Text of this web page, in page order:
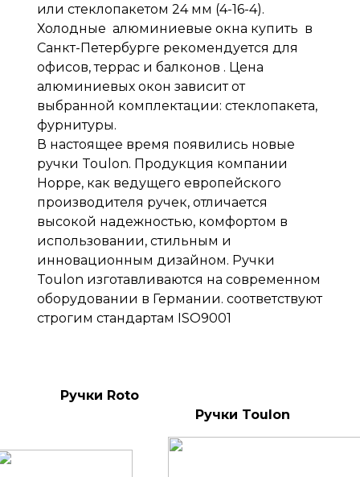
или стеклопакетом 24 мм (4-16-4).
Холодные алюминиевые окна купить в
Санкт-Петербурге рекомендуется для
офисов, террас и балконов . Цена
алюминиевых окон зависит от
выбранной комплектации: стеклопакета,
фурнитуры.
В настоящее время появились новые
ручки Toulon. Продукция компании
Hoppe, как ведущего европейского
производителя ручек, отличается
высокой надежностью, комфортом в
использовании, стильным и
инновационным дизайном. Ручки
Toulon изготавливаются на современном
оборудовании в Германии. соответствуют
строгим стандартам ISO9001
Ручки Roto
Ручки Toulon